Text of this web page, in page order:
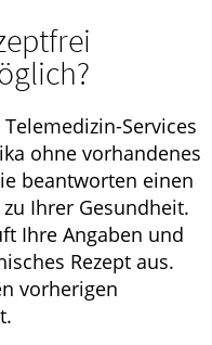
Services
ohne vorhandenes
beantworten einen
Ihrer Gesundheit.
Ihre Angaben und
Rezept aus.
vorherigen